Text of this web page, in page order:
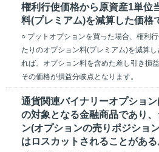
権利行使価格から原資産1単位
料(プレミアム)を減算した価格
○ プットオプションを買った場合、権利
たりのオプション料(プレミアム)を減算
れば、オプション料を含めた差し引き損
その価格が損益分岐点となります。
通貨関連バイナリーオプショ
の対象となる金融商品であり
ン(オプションの売りポジショ
はロスカットされることがある